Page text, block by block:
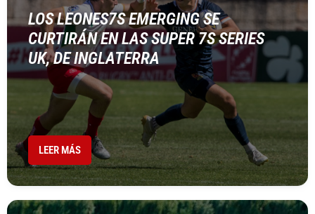
LOS LEONES7S EMERGING SE
CURTIRÁN EN LAS SUPER 7S SERIES
UK, DE INGLATERRA
LEER MÁS